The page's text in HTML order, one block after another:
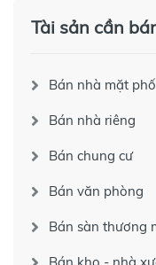
Tài sản cần
Bán nhà mặt phố
Bán nhà riêng
Bán chung cư
Bán văn phòng
Bán sàn thương